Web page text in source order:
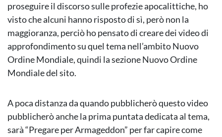
proseguire il discorso sulle profezie apocalittiche, ho
visto che alcuni hanno risposto di sì, però non la
maggioranza, perciò ho pensato di creare dei video di
approfondimento su quel tema nell’ambito Nuovo
Ordine Mondiale, quindi la sezione Nuovo Ordine
Mondiale del sito.
A poca distanza da quando pubblicherò questo video
pubblicherò anche la prima puntata dedicata al tema,
sarà “Pregare per Armageddon” per far capire come